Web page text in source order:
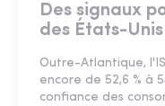
Des signaux
des États-Unis
Outre-Atlantique,
encore de 52,6 % à
confiance des